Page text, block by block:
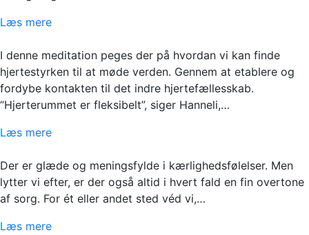
Læs mere
I denne meditation peges der på hvordan vi kan finde
hjertestyrken til at møde verden. Gennem at etablere og
fordybe kontakten til det indre hjertefællesskab.
“Hjerterummet er fleksibelt”, siger Hanneli,…
Læs mere
Der er glæde og meningsfylde i kærlighedsfølelser. Men
lytter vi efter, er der også altid i hvert fald en fin overtone
af sorg. For ét eller andet sted véd vi,…
Læs mere